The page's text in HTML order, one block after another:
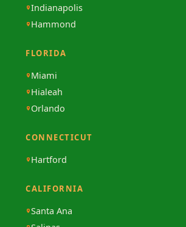
Indianapolis
Hammond
FLORIDA
Miami
Hialeah
Orlando
CONNECTICUT
Hartford
CALIFORNIA
Santa Ana